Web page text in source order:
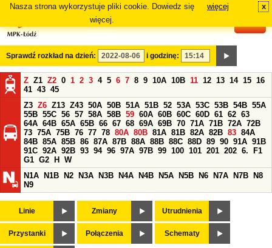
Nasza strona wykorzystuje pliki cookie. Dowiedz się
więcej.
więcej x
Sprawdź rozkład na dzień: i godzinę:
Z Z1 Z2 0 1 2 3 4 5 6 7 8 9 10A 10B 11 12 13 14 15 16
41 43 45
Z3 Z6 Z13 Z43 50A 50B 51A 51B 52 53A 53C 53B 54B 55A
55B 55C 56 57 58A 58B 59 60A 60B 60C 60D 61 62 63
64A 64B 65A 65B 66 67 68 69A 69B 70 71A 71B 72A 72B
73 75A 75B 76 77 78 80A 80B 81A 81B 82A 82B 83 84A
84B 85A 85B 86 87A 87B 88A 88B 88C 88D 89 90 91A 91B
91C 92A 92B 93 94 96 97A 97B 99 100 101 201 202 6.
F1
G1 G2 H
W
N1A
N1B N2 N3A N3B N4A N4B N5A N5B N6 N7A N7B
N8
N9
Linie Zmiany Utrudnienia
Przystanki Połączenia Schematy